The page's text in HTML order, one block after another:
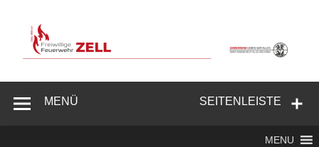
springen
Feuerwehr
SEITENLEISTE
MENÜ
MENU